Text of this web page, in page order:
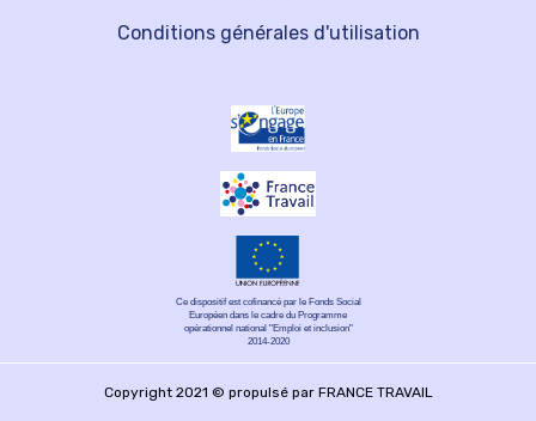
Conditions générales d'utilisation
Ce dispositif est cofinancé par le Fonds Social
Européen dans le cadre du Programme
opérationnel national "Emploi et inclusion"
2014-2020
Copyright 2021 © propulsé par FRANCE TRAVAIL